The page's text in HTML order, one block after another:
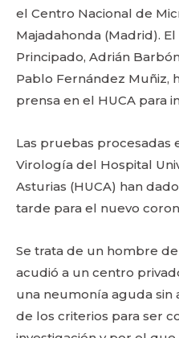
el Centro Nacional de
Majadahonda (Madrid).
Principado, Adrián
Pablo Fernández Muñiz,
prensa en el HUCA para
Las pruebas procesadas
Virología del Hospital
Asturias (HUCA) han
tarde para el nuevo
Se trata de un hombre
acudió a un centro
una neumonía aguda sin
de los criterios para ser